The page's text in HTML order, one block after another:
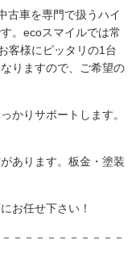
古車を専門で扱うハイ
。ecoスマイルでは常
客様にピッタリの1台
りますので、ご希望の
かりサポートします。
あります。板金・塗装
お任せ下さい！
－－－－－－－－－－